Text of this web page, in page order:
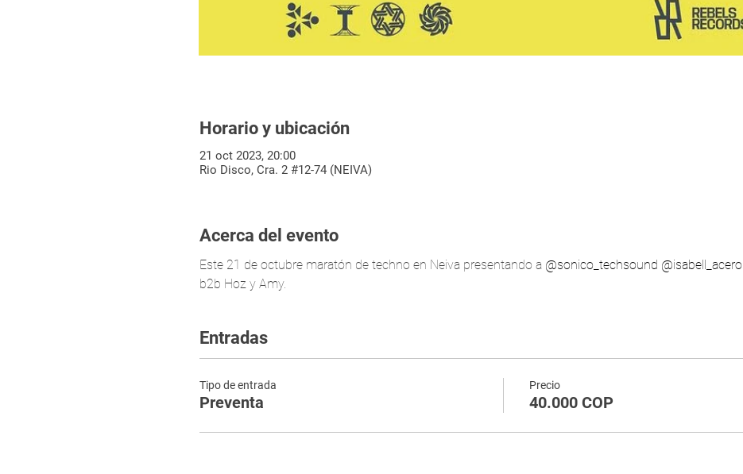
Horario y ubicación
21 oct 2023, 20:00
Rio Disco, Cra. 2 #12-74 (NEIVA)
Acerca del evento
Este 21 de octubre maratón de techno en Neiva presentando a @sonico_techsound @isabell_acero
b2b Hoz y Amy.
Entradas
Tipo de entrada
Preventa
Precio
40.000 COP